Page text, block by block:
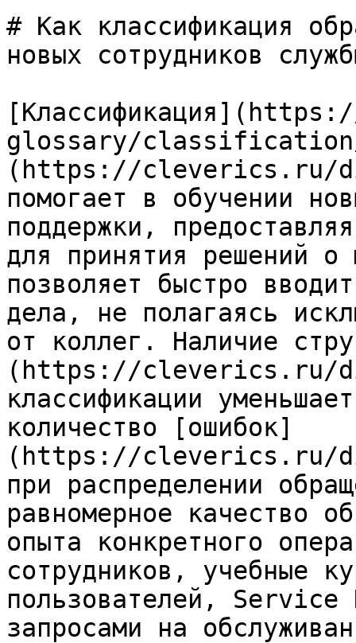
# Как классификация
новых сотрудников
glossary/
(https://cleverics.ru/
помогает в обучении
поддержки,
для принятия решений о
позволяет быстро
дела, не полагаясь
от коллег. Наличие
(https://cleverics.ru/
классификации
количество [ошибок]
(https://cleverics.ru/
при распределении
равномерное качество
опыта конкретного
сотрудников, учебные
пользователей,
запросами на